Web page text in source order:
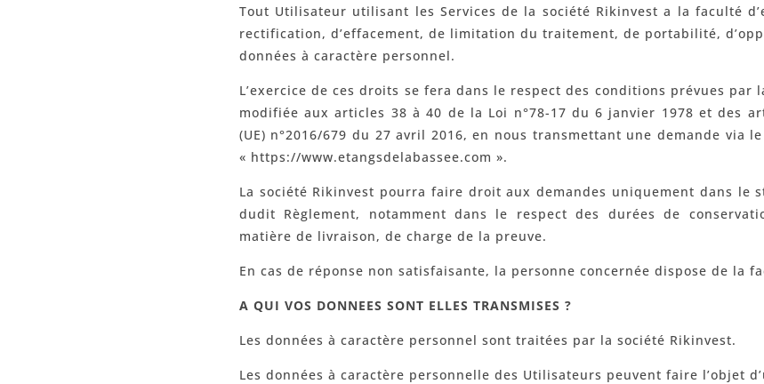
Tout Utilisateur utilisant les Services de la société Rikinvest a la faculté
rectification, d’effacement, de limitation du traitement, de portabilité,
données à caractère personnel.
L’exercice de ces droits se fera dans le respect des conditions prévues par
modifiée aux articles 38 à 40 de la Loi n°78-17 du 6 janvier 1978 et des
(UE) n°2016/679 du 27 avril 2016, en nous transmettant une demande via
« https://www.etangsdelabassee.com ».
La société Rikinvest pourra faire droit aux demandes uniquement dans le
dudit Règlement, notamment dans le respect des durées de
matière de livraison, de charge de la preuve.
En cas de réponse non satisfaisante, la personne concernée dispose de la
A QUI VOS DONNEES SONT ELLES TRANSMISES ?
Les données à caractère personnel sont traitées par la société Rikinvest.
Les données à caractère personnelle des Utilisateurs peuvent faire l’objet